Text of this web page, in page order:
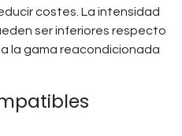
costes. La intensidad
ser inferiores respecto
la gama reacondicionada